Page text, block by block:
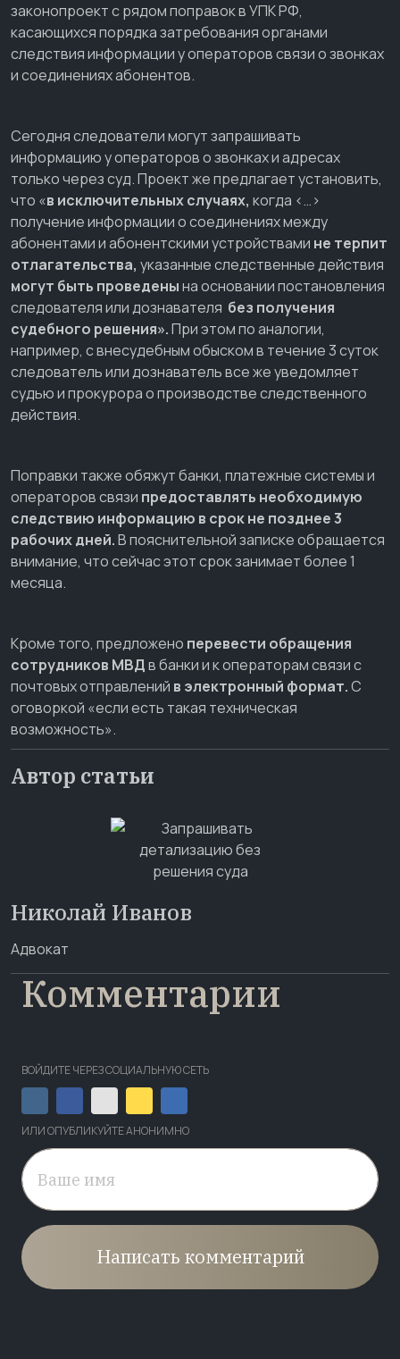
законопроект с рядом поправок в УПК РФ,
касающихся порядка затребования органами
следствия информации у операторов связи о звонках
и соединениях абонентов.
Сегодня следователи могут запрашивать
информацию у операторов о звонках и адресах
только через суд. Проект же предлагает установить,
что «в исключительных случаях, когда <…>
получение информации о соединениях между
абонентами и абонентскими устройствами не терпит
отлагательства, указанные следственные действия
могут быть проведенына основании постановления
следователя или дознавателя без получения
судебного решения».При этом по аналогии,
например, с внесудебным обыском в течение 3 суток
следователь или дознаватель все же уведомляет
судью и прокурора о производстве следственного
действия.
Поправки также обяжут банки, платежные системы и
операторов связи предоставлять необходимую
следствию информацию в срок не позднее 3
рабочих дней.В пояснительной записке обращается
внимание, что сейчас этот срок занимает более 1
месяца.
Кроме того, предложено перевести обращения
сотрудников МВДв банки и к операторам связи с
почтовых отправлений в электронный формат.С
оговоркой «если есть такая техническая
возможность».
Автор статьи
Николай Иванов
Адвокат
Комментарии
ВОЙДИТЕ ЧЕРЕЗ СОЦИАЛЬНУЮ СЕТЬ
ИЛИ ОПУБЛИКУЙТЕ АНОНИМНО
Написать комментарий